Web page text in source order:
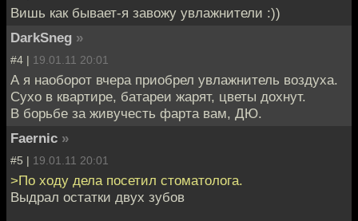
Вишь как бывает-я завожу увлажнители :))
DarkSneg »
#4 | 19.01.11 20:01
А я наоборот вчера приобрел увлажнитель воздуха.
Сухо в квартире, батареи жарят, цветы дохнут.
В борьбе за живучесть фарта вам, ДЮ.
Faernic »
#5 | 19.01.11 20:01
>По ходу дела посетил стоматолога.
Выдрал остатки двух зубов